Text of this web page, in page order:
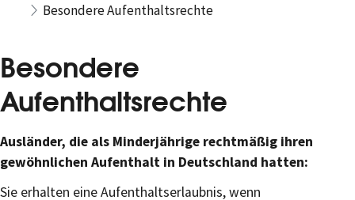
Besondere Aufenthaltsrechte
Besondere
Aufenthaltsrechte
Ausländer, die als Minderjährige rechtmäßig ihren
gewöhnlichen Aufenthalt in Deutschland hatten:
Sie erhalten eine Aufenthaltserlaubnis, wenn